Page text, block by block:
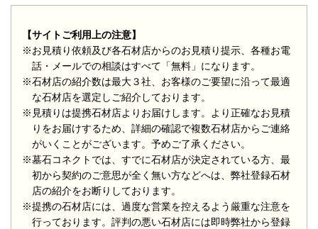
【サイトご利用上の注意】
※お見積り依頼及び各石材店からのお見積り提示、各種お電
話・メールでの相談はすべて「無料」になります。
※石材店の紹介数は最大３社、お客様のご要望に沿って最適
な石材店を選定しご紹介しております。
※見積りは提携石材店よりお届けします。より正確なお見積
りをお届けするため、詳細の確認で複数石材店からご連絡
がいくことがございます。予めご了承ください。
※墓石コネクトでは、すでに石材店が決定されている方、最
初から契約のご意思が全く無い方などへは、弊社登録石材
店の紹介をお断りしております。
※提携の石材店には、過度な営業を控えるよう厳重な注意を
行っております。評判の悪い石材店には即時弊社から登録